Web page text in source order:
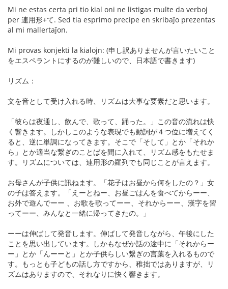
Mi ne estas certa pri tio kial oni ne listigas multe da verboj
per 連用形+て. Sed tia esprimo precipe en skribaĵo prezentas
al mi mallertaĵon.
Mi provas konjekti la kialojn: (申し訳ありませんが言いたいこと
をエスペラントにするのが難しいので、日本語で書きます)
リズム：
文を音として受け入れる時、リズムは大事な要素だと思います。
「彼らは夜通し、飲んで、歌って、踊った。」この音の流れは快
く響きます。しかしこのような表現でも動詞が４つ位に増えてく
ると、逆に単調になってきます。そこで「そして」とか「それか
ら」とか適当な繋ぎのことばを間に入れて、リズム感をもたせま
す。リズムについては、連用形の羅列でも同じことが言えます。
お母さんが子供に訊ねます。「花子はお昼から何をしたの？」女
の子は答えます。「えーとねー、お昼ごはんを食べてからーー、
お外で遊んでーー 、お歌を歌ってーー、それからーー、漢字を習
ってーー、みんなと一緒に帰ってきたの。」
ーーは伸ばして発音します。伸ばして発音しながら、午後にした
ことを思い出しています。しかもなぜか話の途中に「それからー
ー」とか「んーーと」とか子供らしい繋ぎの言葉を入れるもので
す。もっとも子どもの話し方ですから、稚拙ではありますが、リ
ズムはありますので、それなりに快く響きます。